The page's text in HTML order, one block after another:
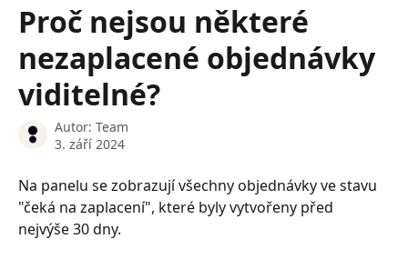
Proč nejsou některé
nezaplacené objednávky
viditelné?
Autor: Team
3. září 2024
Na panelu se zobrazují všechny objednávky ve stavu
"čeká na zaplacení", které byly vytvořeny před
nejvýše 30 dny.